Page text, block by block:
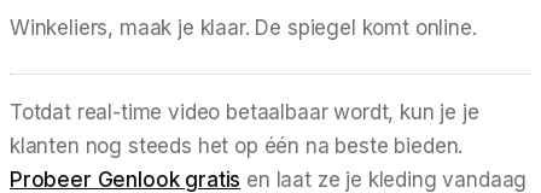
Winkeliers, maak je klaar. De spiegel komt online.
Totdat real-time video betaalbaar wordt, kun je je
klanten nog steeds het op één na beste bieden.
Probeer Genlook gratis en laat ze je kleding vandaag